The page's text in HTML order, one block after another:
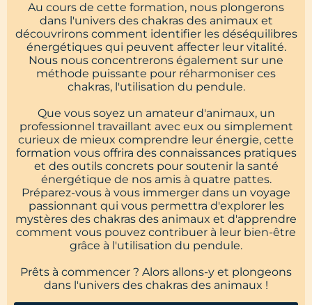
Au cours de cette formation, nous plongerons
dans l'univers des chakras des animaux et
découvrirons comment identifier les déséquilibres
énergétiques qui peuvent affecter leur vitalité.
Nous nous concentrerons également sur une
méthode puissante pour réharmoniser ces
chakras, l'utilisation du pendule.
Que vous soyez un amateur d'animaux, un
professionnel travaillant avec eux ou simplement
curieux de mieux comprendre leur énergie, cette
formation vous offrira des connaissances pratiques
et des outils concrets pour soutenir la santé
énergétique de nos amis à quatre pattes.
Préparez-vous à vous immerger dans un voyage
passionnant qui vous permettra d'explorer les
mystères des chakras des animaux et d'apprendre
comment vous pouvez contribuer à leur bien-être
grâce à l'utilisation du pendule.
Prêts à commencer ? Alors allons-y et plongeons
dans l'univers des chakras des animaux !